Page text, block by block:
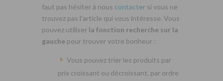
faut pas hésiter à nous contacter si vous ne
trouvez pas l’article qui vous intéresse. Vous
pouvez utiliser la fonction recherche sur la
gauche pour trouver votre bonheur :
Vous pouvez trier les produits par
prix croissant ou décroissant, par ordre